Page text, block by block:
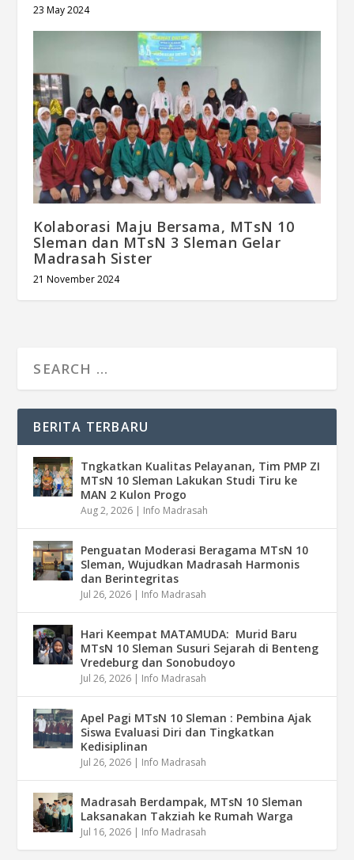
23 May 2024
Kolaborasi Maju Bersama, MTsN 10
Sleman dan MTsN 3 Sleman Gelar
Madrasah Sister
21 November 2024
BERITA TERBARU
Tngkatkan Kualitas Pelayanan, Tim PMP ZI
MTsN 10 Sleman Lakukan Studi Tiru ke
MAN 2 Kulon Progo
Aug 2, 2026 | Info Madrasah
Penguatan Moderasi Beragama MTsN 10
Sleman, Wujudkan Madrasah Harmonis
dan Berintegritas
Jul 26, 2026 | Info Madrasah
Hari Keempat MATAMUDA: Murid Baru
MTsN 10 Sleman Susuri Sejarah di Benteng
Vredeburg dan Sonobudoyo
Jul 26, 2026 | Info Madrasah
Apel Pagi MTsN 10 Sleman : Pembina Ajak
Siswa Evaluasi Diri dan Tingkatkan
Kedisiplinan
Jul 26, 2026 | Info Madrasah
Madrasah Berdampak, MTsN 10 Sleman
Laksanakan Takziah ke Rumah Warga
Jul 16, 2026 | Info Madrasah